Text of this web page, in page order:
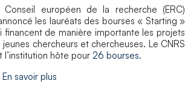
Conseil européen de la recherche (ERC)
les lauréats des bourses « Starting »
financent de manière importante les projets
jeunes chercheurs et chercheuses. Le CNRS
l’institution hôte pour 26 bourses.
En savoir plus